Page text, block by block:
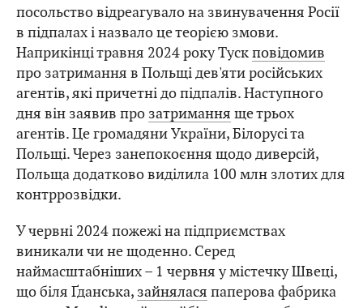
посольство відреагувало на звинувачення Росії
в підпалах і назвало це теорією змови.
Наприкінці травня 2024 року Тускповідомив
про затримання в Польщі дев'яти російських
агентів, які причетні до підпалів. Наступного
дня він заявив про затримання ще трьох
агентів. Це громадяни України, Білорусі та
Польщі. Через занепокоєння щодо диверсій,
Польща додатково виділила 100 млн злотих для
контррозвідки.
У червні 2024 пожежі на підприємствах
виникали чи не щоденно. Серед
наймасштабніших – 1 червня у містечку Швеці,
що біля Ґданська, зайнялася паперова фабрика